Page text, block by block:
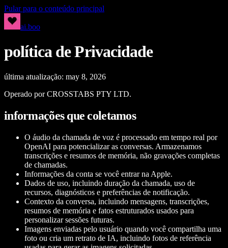
Pular para o conteúdo principal
ai.boo
política de Privacidade
última atualização: may 8, 2026
Operado por CROSSTABS PTY LTD.
informações que coletamos
O áudio da chamada de voz é processado em tempo real por
OpenAI para potencializar as conversas. Armazenamos
transcrições e resumos de memória, não gravações completas
de chamadas.
Informações da conta se você entrar na Apple.
Dados de uso, incluindo duração da chamada, uso de
recursos, diagnósticos e preferências de notificação.
Contexto da conversa, incluindo mensagens, transcrições,
resumos de memória e fatos estruturados usados ​​para
personalizar sessões futuras.
Imagens enviadas pelo usuário quando você compartilha uma
foto ou cria um retrato de IA, incluindo fotos de referência